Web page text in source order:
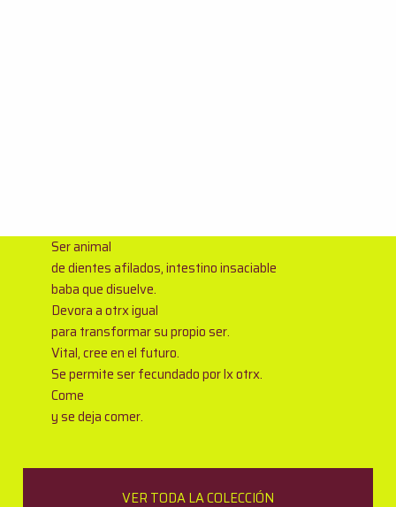
Ser animal
de dientes afilados, intestino insaciable
baba que disuelve.
Devora a otrx igual
para transformar su propio ser.
Vital, cree en el futuro.
Se permite ser fecundado por lx otrx.
Come
y se deja comer.
VER TODA LA COLECCIÓN